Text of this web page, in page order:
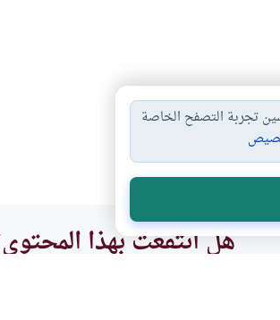
من…
هل انتفعت بهذا
تجربة التصفح الخاصة